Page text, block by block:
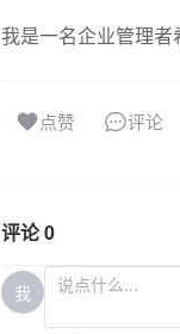
我是一名企业管理
点赞 评论
评论 0
我